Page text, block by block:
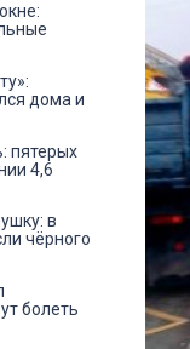
дома и
пятерых
4,6
в
чёрного
болеть